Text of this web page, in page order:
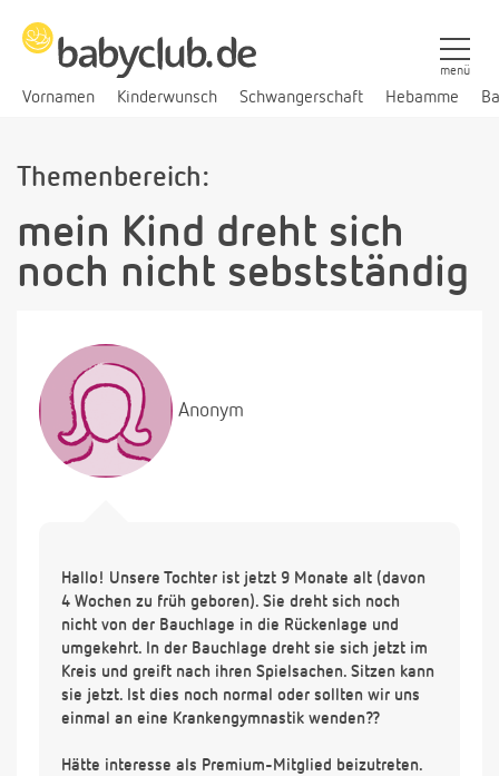
Vornamen Kinderwunsch Schwangerschaft Hebamme
menü
Themenbereich:
mein Kind dreht sich
noch nicht sebstständig
Anonym
Hallo! Unsere Tochter ist jetzt 9 Monate alt (davon
4 Wochen zu früh geboren). Sie dreht sich noch
nicht von der Bauchlage in die Rückenlage und
umgekehrt. In der Bauchlage dreht sie sich jetzt im
Kreis und greift nach ihren Spielsachen. Sitzen kann
sie jetzt. Ist dies noch normal oder sollten wir uns
einmal an eine Krankengymnastik wenden??
Hätte interesse als Premium-Mitglied beizutreten.